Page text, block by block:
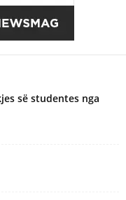
së studentes nga